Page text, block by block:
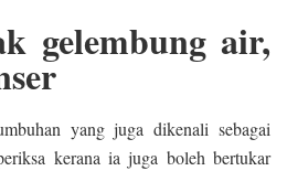
gelembung air,
yang juga dikenali sebagai
kerana ia juga boleh bertukar